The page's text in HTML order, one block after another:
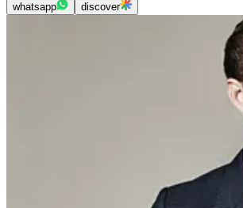
whatsapp discover